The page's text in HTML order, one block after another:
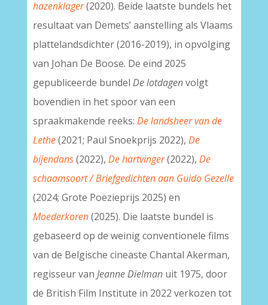
hazenklager(2020). Beide laatste bundels het
resultaat van Demets’ aanstelling als Vlaams
plattelandsdichter (2016-2019), in opvolging
van Johan De Boose. De eind 2025
gepubliceerde bundel De lotdagenvolgt
bovendien in het spoor van een
spraakmakende reeks: De landsheer van de
Lethe(2021; Paul Snoekprijs 2022), De
bijendans(2022), De hartvinger(2022), De
schaamsoort / Briefgedichten aan Guido Gezelle
(2024; Grote Poëzieprijs 2025) en
Moederkoren(2025). Die laatste bundel is
gebaseerd op de weinig conventionele films
van de Belgische cineaste Chantal Akerman,
regisseur van Jeanne Dielman uit 1975, door
de British Film Institute in 2022 verkozen tot